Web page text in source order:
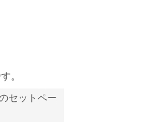
。
セットペー